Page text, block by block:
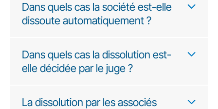
Dans quels cas la société est-elle
dissoute automatiquement ?
Dans quels cas la dissolution est-
elle décidée par le juge ?
La dissolution par les associés